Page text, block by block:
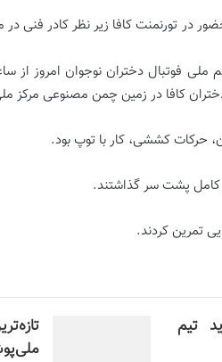
دختران زیر 17 سال برای حضور در تورنمنت کافا زیر
حرکات کششی، کار با توپ بود.
کامل پشت سر گذاشتند.
تمرین کردند.
تيم